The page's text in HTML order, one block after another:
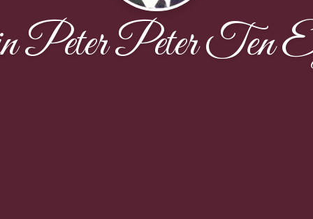
Peter Peter Ten